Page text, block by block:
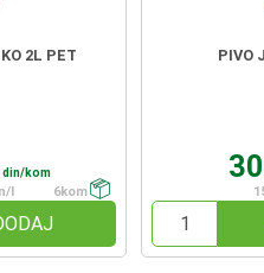
2L PET
din/kom
l
6kom
PIVO